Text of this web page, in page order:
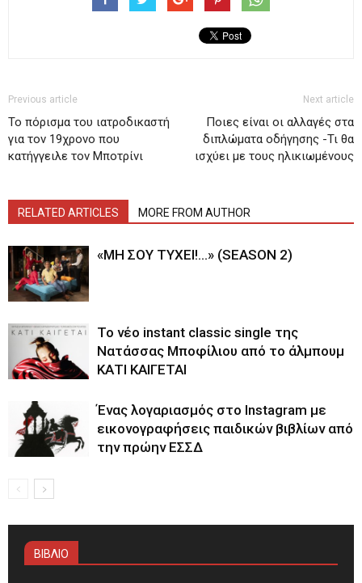
Previous article
Το πόρισμα του ιατροδικαστή
για τον 19χρονο που
κατήγγειλε τον Μποτρίνι
Next article
Ποιες είναι οι αλλαγές στα
διπλώματα οδήγησης -Τι θα
ισχύει με τους ηλικιωμένους
RELATED ARTICLES MORE FROM AUTHOR
«ΜΗ ΣΟΥ ΤΥΧΕΙ!…» (SEASON 2)
Το νέο instant classic single της
Νατάσσας Μποφίλιου από το άλμπουμ
ΚΑΤΙ ΚΑΙΓΕΤΑΙ
Ένας λογαριασμός στο Instagram με
εικονογραφήσεις παιδικών βιβλίων από
την πρώην ΕΣΣΔ
ΒΙΒΛΙΟ